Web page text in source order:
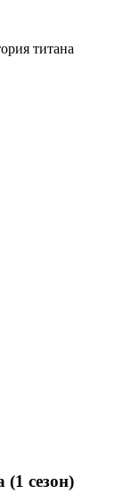
титана
сезон)